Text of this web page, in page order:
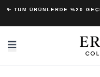
✨ TÜM ÜRÜNLERDE %20